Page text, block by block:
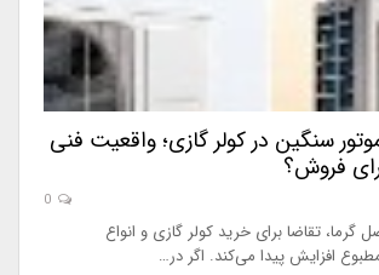
سنگین در کولر گازی؛ واقعیت فنی
فروش؟
گرما، تقاضا برای خرید کولر گازی و انواع
افزایش پیدا می‌کند. اگر در…